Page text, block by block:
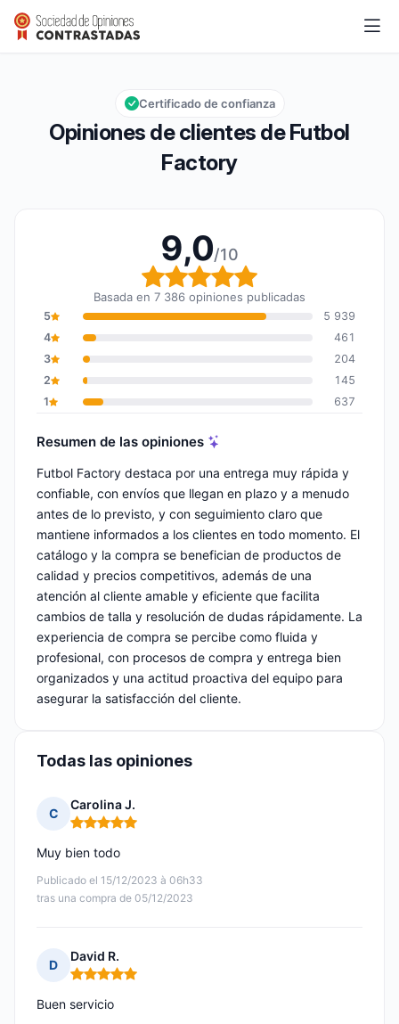
Futbol Factory
Calificación global: 9,0 de 10
9,0/10
Opiniones de clientes de Futbol
Factory
Certificado de confianza
9,0/10
Calificación global: 9,0
Basada en 7 386 opiniones publicadas
5
5 939
4
461
3
204
2
145
1
637
Resumen de las opiniones
Futbol Factory destaca por una entrega muy rápida y
confiable, con envíos que llegan en plazo y a menudo
antes de lo previsto, y con seguimiento claro que
mantiene informados a los clientes en todo momento. El
catálogo y la compra se benefician de productos de
calidad y precios competitivos, además de una
atención al cliente amable y eficiente que facilita
cambios de talla y resolución de dudas rápidamente. La
experiencia de compra se percibe como fluida y
profesional, con procesos de compra y entrega bien
organizados y una actitud proactiva del equipo para
asegurar la satisfacción del cliente.
Todas las opiniones
C
Carolina J.
Nota: 5 de 5
Publicado el 15/12/2023 à 06h33
tras una compra de 05/12/2023
Muy bien todo
D
David R.
Nota: 5 de 5
Buen servicio